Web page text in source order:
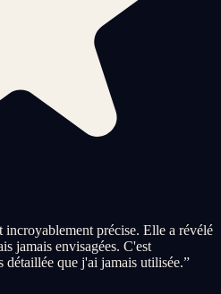
incroyablement précise. Elle a révélé
jamais envisagées. C'est
que j'ai jamais utilisée.”